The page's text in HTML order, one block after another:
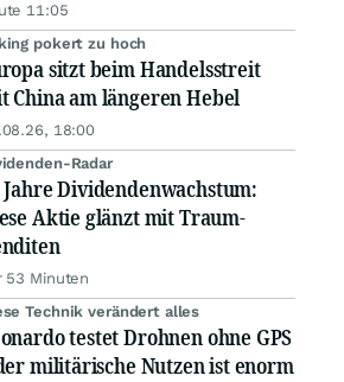
11:05
pokert zu hoch
sitzt beim Handelsstreit
China am längeren Hebel
18:00
Radar
Jahre Dividendenwachstum:
Aktie glänzt mit Traum-
53 Minuten
Technik verändert alles
testet Drohnen ohne GPS
militärische Nutzen ist enorm